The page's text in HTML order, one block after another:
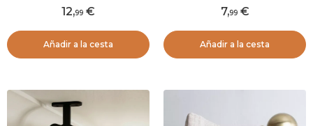
12,99
Añadir a la cesta
7,99
Añadir a la cesta